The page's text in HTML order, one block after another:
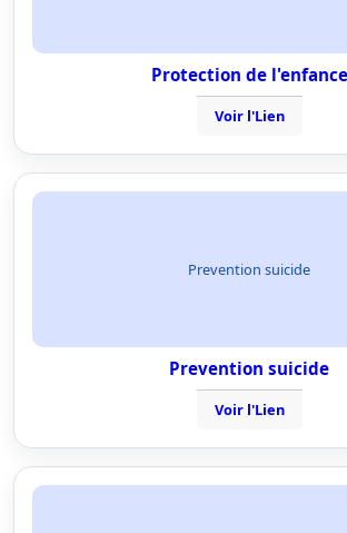
Protection de l'enfance
Voir l'Lien
Prevention suicide
Prevention suicide
Voir l'Lien